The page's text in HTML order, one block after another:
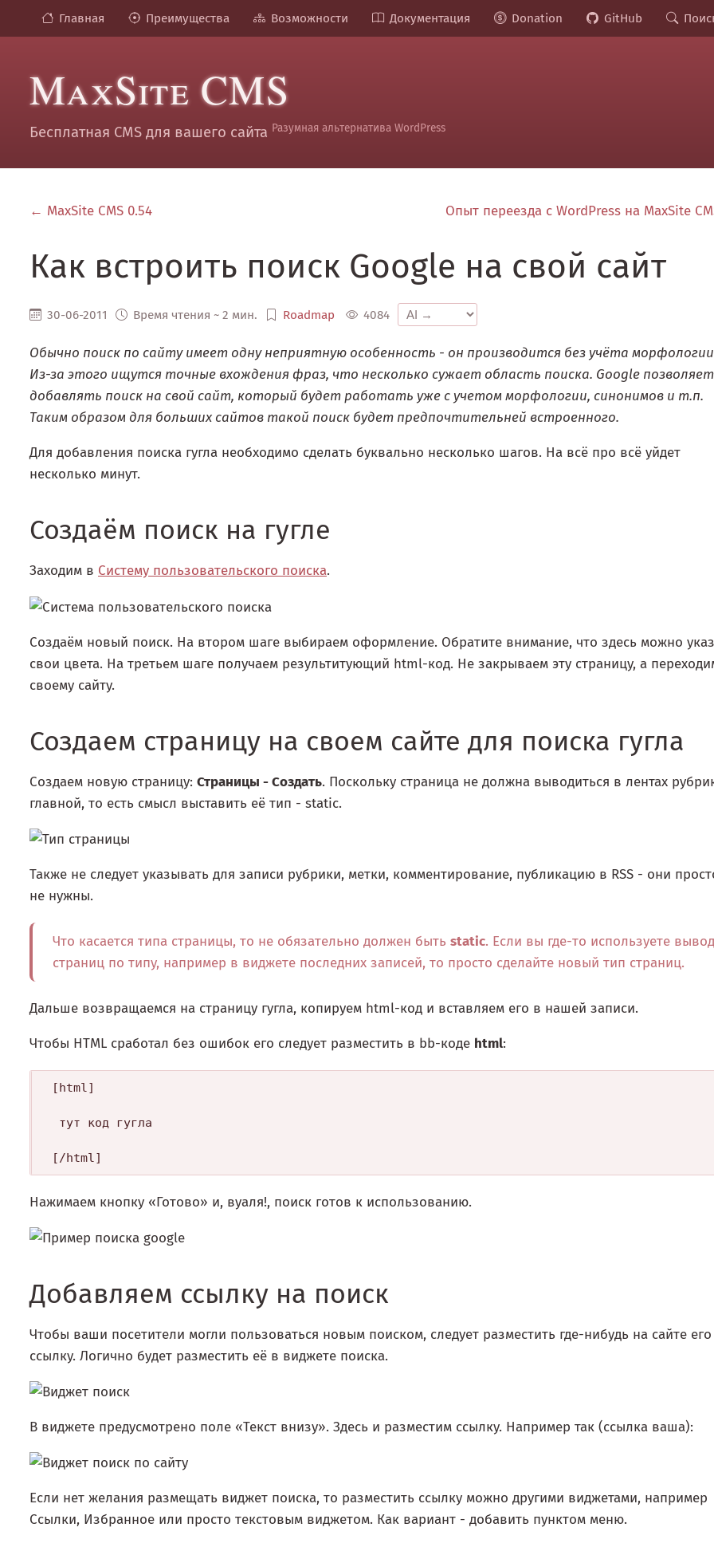
Главная Преимущества Возможности Документация Donation GitHub
MaxSite CMS
Бесплатная CMS для вашего сайта Разумная альтернатива WordPress
← MaxSite CMS 0.54 Опыт переезда с WordPress на MaxSite
Как встроить поиск Google на свой сайт
30-06-2011 Время чтения ~ 2 мин. Roadmap 4084
Обычно поиск по сайту имеет одну неприятную особенность - он производится без учёта
Из-за этого ищутся точные вхождения фраз, что несколько сужает область поиска. Google позволяет
добавлять поиск на свой сайт, который будет работать уже с учетом морфологии, синонимов и т.п.
Таким образом для больших сайтов такой поиск будет предпочтительней встроенного.
Для добавления поиска гугла необходимо сделать буквально несколько шагов. На всё про всё уйдет
несколько минут.
Создаём поиск на гугле
Заходим в Систему пользовательского поиска.
Создаём новый поиск. На втором шаге выбираем оформление. Обратите внимание, что здесь можно
свои цвета. На третьем шаге получаем результитующий html-код. Не закрываем эту страницу, а
своему сайту.
Создаем страницу на своем сайте для поиска гугла
Создаем новую страницу: Страницы - Создать. Поскольку страница не должна выводиться в лентах
главной, то есть смысл выставить её тип - static.
Также не следует указывать для записи рубрики, метки, комментирование, публикацию в RSS - они
не нужны.
Что касается типа страницы, то не обязательно должен быть static. Если вы где-то используете вывод
страниц по типу, например в виджете последних записей, то просто сделайте новый тип страниц.
Дальше возвращаемся на страницу гугла, копируем html-код и вставляем его в нашей записи.
Чтобы HTML сработал без ошибок его следует разместить в bb-коде html:
[html]
Нажимаем кнопку «Готово» и, вуаля!, поиск готов к использованию.
Добавляем ссылку на поиск
Чтобы ваши посетители могли пользоваться новым поиском, следует разместить где-нибудь на сайте его
ссылку. Логично будет разместить её в виджете поиска.
В виджете предусмотрено поле «Текст внизу». Здесь и разместим ссылку. Например так (ссылка ваша):
Если нет желания размещать виджет поиска, то разместить ссылку можно другими виджетами, например
Ссылки, Избранное или просто текстовым виджетом. Как вариант - добавить пунктом меню.